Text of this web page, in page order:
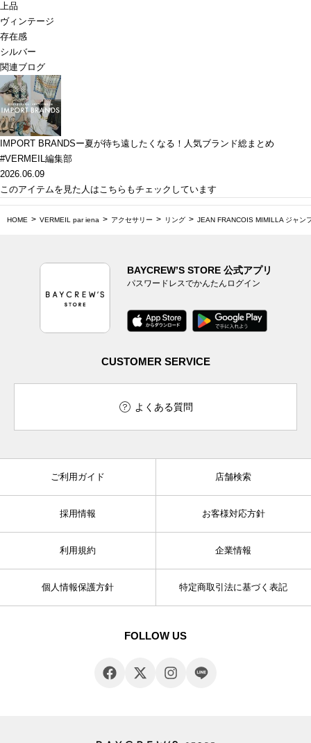
上品
ヴィンテージ
存在感
シルバー
関連ブログ
IMPORT BRANDSー夏が待ち遠したくなる！人気ブランド総まとめ
#VERMEIL編集部
2026.06.09
このアイテムを見た人はこちらもチェックしています
HOME VERMEIL par iena アクセサリー リング JEAN FRANCOIS MIMILLA ジャ
BAYCREW’S STORE 公式アプリ
パスワードレスでかんたんログイン
CUSTOMER SERVICE
よくある質問
ご利用ガイド 店舗検索
採用情報 お客様対応方針
利用規約 企業情報
個人情報保護方針 特定商取引法に基づく表記
FOLLOW US